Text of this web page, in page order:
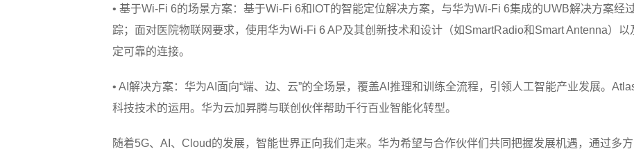
• 基于Wi-Fi 6的场景方案：基于Wi-Fi 6和IOT的智能定位解决方案，与华为Wi-Fi 6集成的UWB解决方案经
踪；面对医院物联网要求，使用华为Wi-Fi 6 AP及其创新技术和设计（如SmartRadio和Smart Antenna）
定可靠的连接。
• AI解决方案：华为AI面向“端、边、云”的全场景，覆盖AI推理和训练全流程，引领人工智能产业发展。
科技技术的运用。华为云加昇腾与联创伙伴帮助千行百业智能化转型。
随着5G、AI、Cloud的发展，智能世界正向我们走来。华为希望与合作伙伴们共同把握发展机遇，通过多